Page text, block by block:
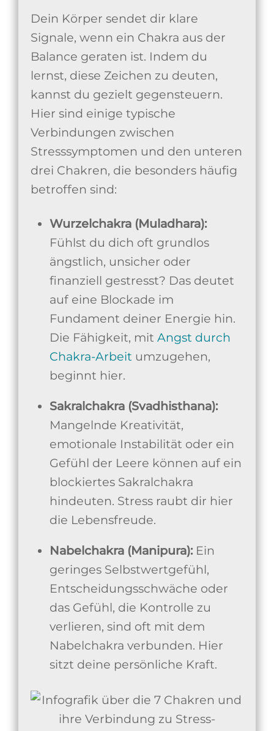
Dein Körper sendet dir klare
Signale, wenn ein Chakra aus der
Balance geraten ist. Indem du
lernst, diese Zeichen zu deuten,
kannst du gezielt gegensteuern.
Hier sind einige typische
Verbindungen zwischen
Stresssymptomen und den unteren
drei Chakren, die besonders häufig
betroffen sind:
Wurzelchakra (Muladhara):
Fühlst du dich oft grundlos
ängstlich, unsicher oder
finanziell gestresst? Das deutet
auf eine Blockade im
Fundament deiner Energie hin.
Die Fähigkeit, mit Angst durch
Chakra-Arbeit umzugehen,
beginnt hier.
Sakralchakra (Svadhisthana):
Mangelnde Kreativität,
emotionale Instabilität oder ein
Gefühl der Leere können auf ein
blockiertes Sakralchakra
hindeuten. Stress raubt dir hier
die Lebensfreude.
Nabelchakra (Manipura):Ein
geringes Selbstwertgefühl,
Entscheidungsschwäche oder
das Gefühl, die Kontrolle zu
verlieren, sind oft mit dem
Nabelchakra verbunden. Hier
sitzt deine persönliche Kraft.